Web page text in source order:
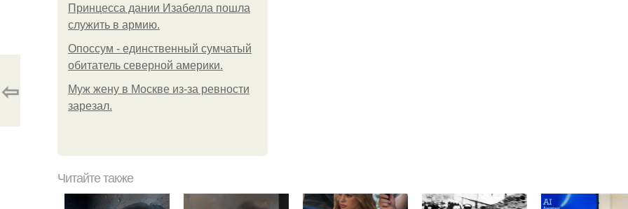
Принцесса дании Изабелла пошла
служить в армию.
Опоссум - единственный сумчатый
обитатель северной америки.
Mуж жену в Москве из-за ревности
зарезал.
⇦
Читайте также